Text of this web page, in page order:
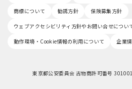
商標について
勧誘方針
保険募集方針
ウェブアクセシビリティ方針やお問い合せについ
動作環境・Cookie情報の利用について
企業
東京都公安委員会 古物商許可番号